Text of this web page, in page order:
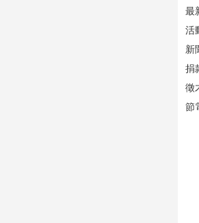
最
活
新
捐
徵
節